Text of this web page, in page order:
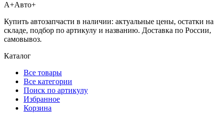
А+Авто+
Купить автозапчасти в наличии: актуальные цены, остатки на
складе, подбор по артикулу и названию. Доставка по России,
самовывоз.
Каталог
Все товары
Все категории
Поиск по артикулу
Избранное
Корзина